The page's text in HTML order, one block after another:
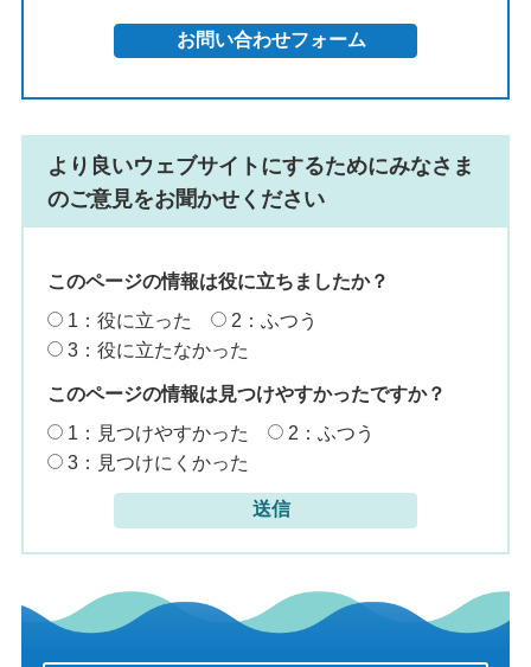
より良いウェブサイトにするためにみなさま
のご意見をお聞かせください
このページの情報は役に立ちましたか？
1：役に立った
2：ふつう
3：役に立たなかった
このページの情報は見つけやすかったですか？
1：見つけやすかった
2：ふつう
3：見つけにくかった